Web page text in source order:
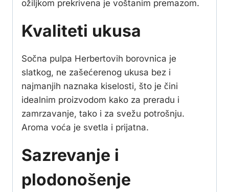
ožiljkom prekrivena je voštanim premazom.
Kvaliteti ukusa
Sočna pulpa Herbertovih borovnica je
slatkog, ne zašećerenog ukusa bez i
najmanjih naznaka kiselosti, što je čini
idealnim proizvodom kako za preradu i
zamrzavanje, tako i za svežu potrošnju.
Aroma voća je svetla i prijatna.
Sazrevanje i
plodonošenje